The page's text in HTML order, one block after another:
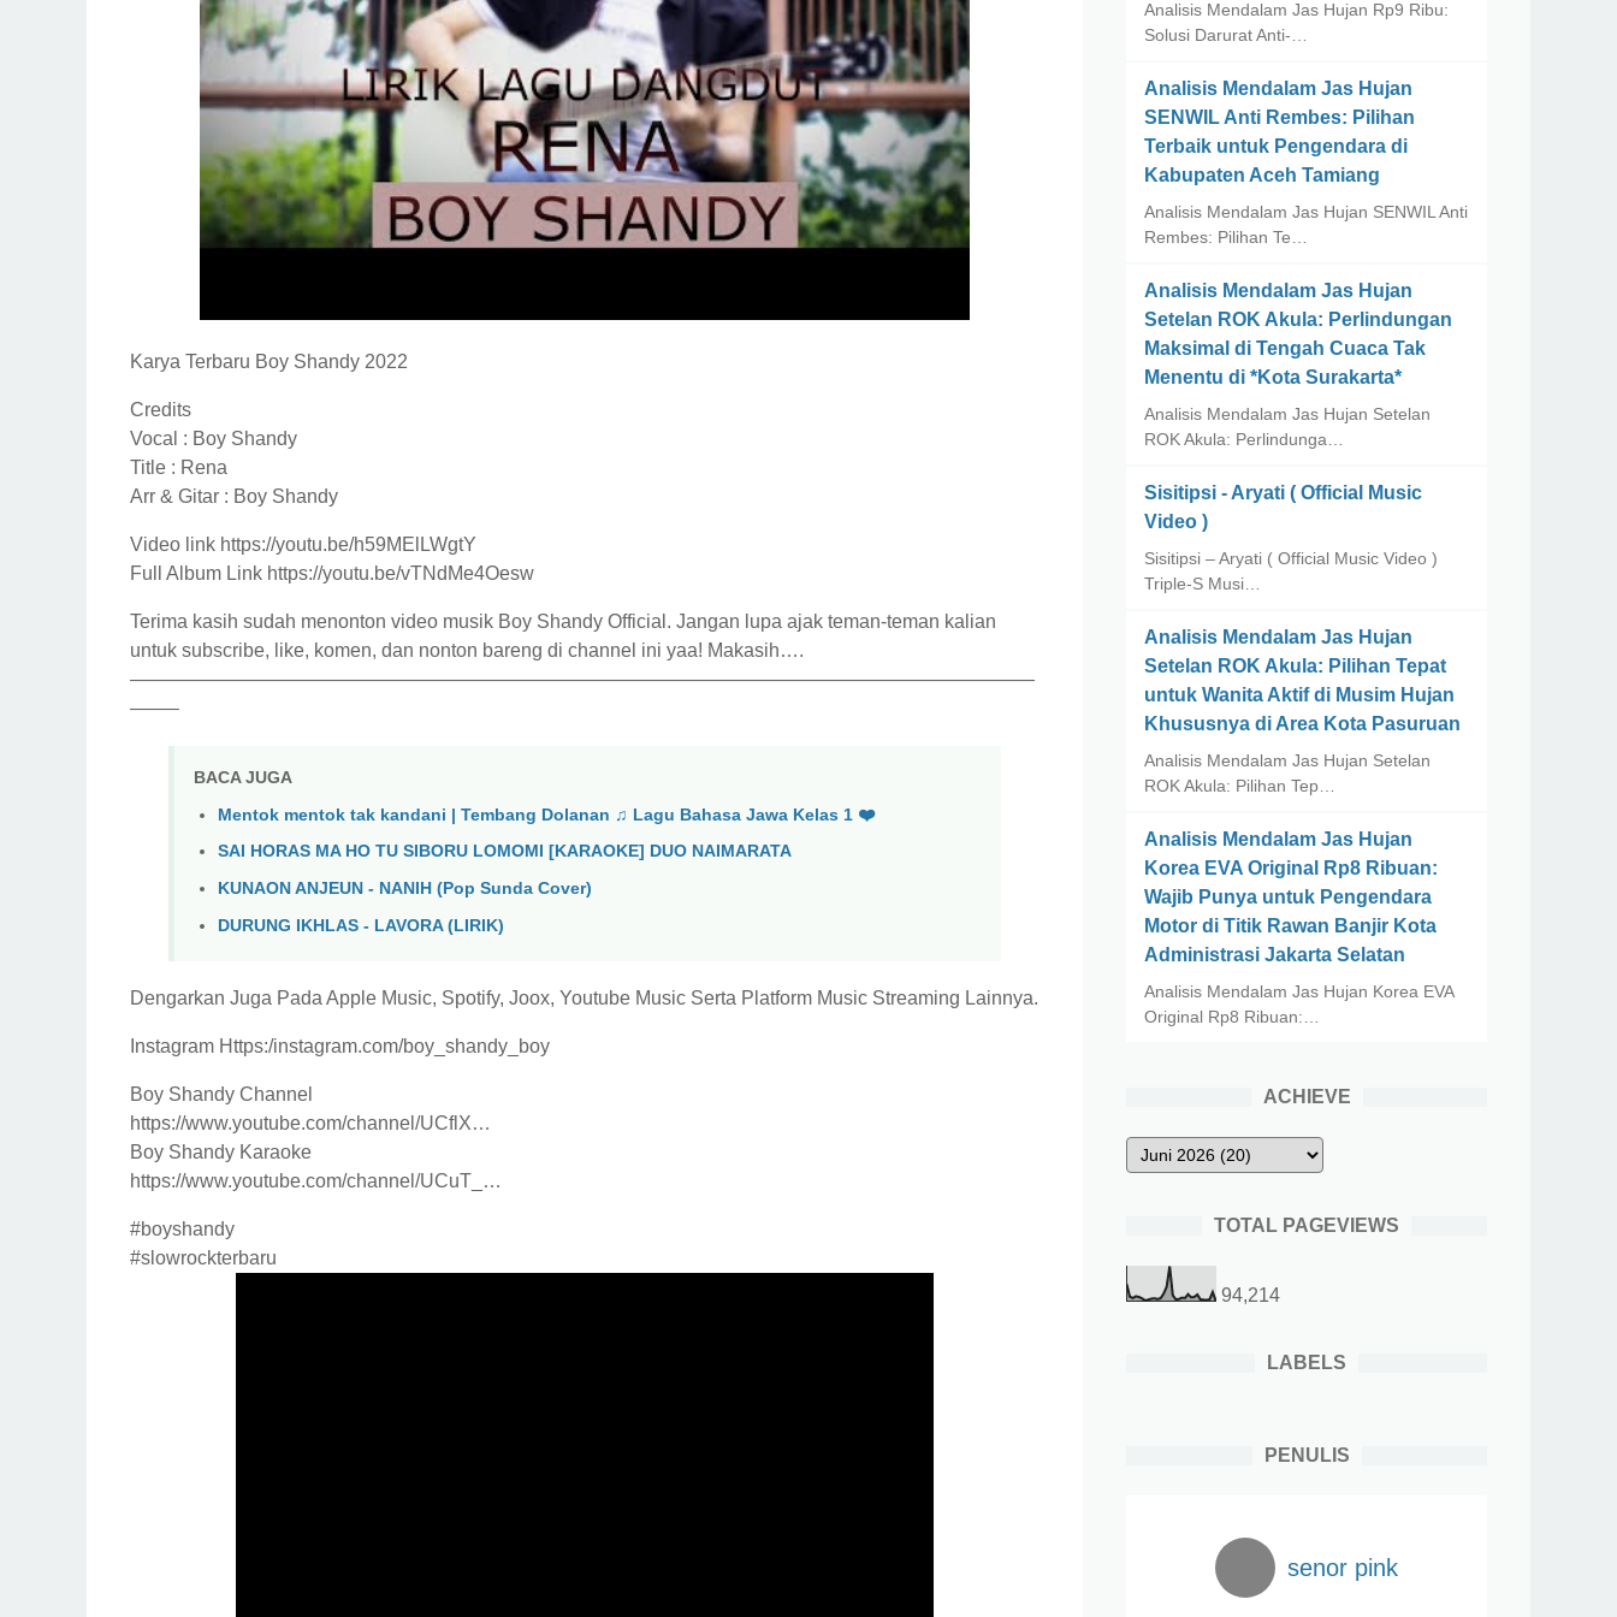
Karya Terbaru Boy Shandy 2022
Credits
Vocal : Boy Shandy
Title : Rena
Arr & Gitar : Boy Shandy
Video link https://youtu.be/h59MElLWgtY
Full Album Link https://youtu.be/vTNdMe4Oesw
Terima kasih sudah menonton video musik Boy Shandy Official. Jangan lupa ajak teman-teman kalian
untuk subscribe, like, komen, dan nonton bareng di channel ini yaa! Makasih….
———————————————————————————————————————————————
——–
BACA JUGA
Mentok mentok tak kandani | Tembang Dolanan ♫ Lagu Bahasa Jawa Kelas 1 ❤️
SAI HORAS MA HO TU SIBORU LOMOMI [KARAOKE] DUO NAIMARATA
KUNAON ANJEUN - NANIH (Pop Sunda Cover)
DURUNG IKHLAS - LAVORA (LIRIK)
Dengarkan Juga Pada Apple Music, Spotify, Joox, Youtube Music Serta Platform Music Streaming Lainnya.
Instagram Https:/instagram.com/boy_shandy_boy
Boy Shandy Channel
https://www.youtube.com/channel/UCflX…
Boy Shandy Karaoke
https://www.youtube.com/channel/UCuT_…
#boyshandy
#slowrockterbaru
Analisis Mendalam Jas Hujan Rp9 Ribu:
Solusi Darurat Anti-…
Analisis Mendalam Jas Hujan
SENWIL Anti Rembes: Pilihan
Terbaik untuk Pengendara di
Kabupaten Aceh Tamiang
Analisis Mendalam Jas Hujan SENWIL Anti
Rembes: Pilihan Te…
Analisis Mendalam Jas Hujan
Setelan ROK Akula: Perlindungan
Maksimal di Tengah Cuaca Tak
Menentu di *Kota Surakarta*
Analisis Mendalam Jas Hujan Setelan
ROK Akula: Perlindunga…
Sisitipsi - Aryati ( Official Music
Video )
Sisitipsi – Aryati ( Official Music Video )
Triple-S Musi…
Analisis Mendalam Jas Hujan
Setelan ROK Akula: Pilihan Tepat
untuk Wanita Aktif di Musim Hujan
Khususnya di Area Kota Pasuruan
Analisis Mendalam Jas Hujan Setelan
ROK Akula: Pilihan Tep…
Analisis Mendalam Jas Hujan
Korea EVA Original Rp8 Ribuan:
Wajib Punya untuk Pengendara
Motor di Titik Rawan Banjir Kota
Administrasi Jakarta Selatan
Analisis Mendalam Jas Hujan Korea EVA
Original Rp8 Ribuan:…
ACHIEVE
TOTAL PAGEVIEWS
94,214
LABELS
PENULIS
senor pink